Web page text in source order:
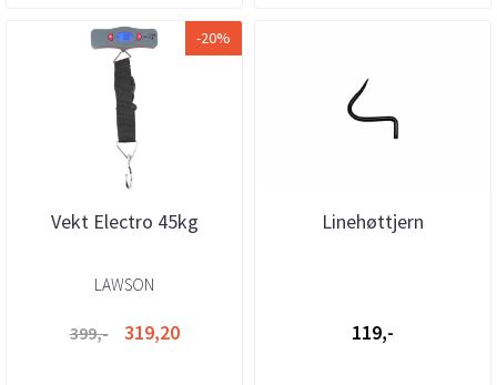
-20%
Vekt Electro 45kg
LAWSON
399,- 319,20
Linehøttjern
119,-